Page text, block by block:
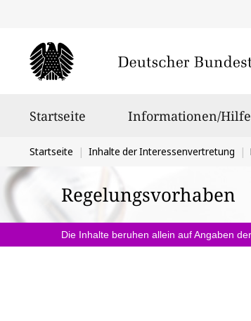
Startseite Informationen/Hilfe
Sie
befinden
sich
hier:
Startseite Inhalte der Interessenvertretung
Regelungsvorhaben
Die Inhalte beruhen allein auf Angaben